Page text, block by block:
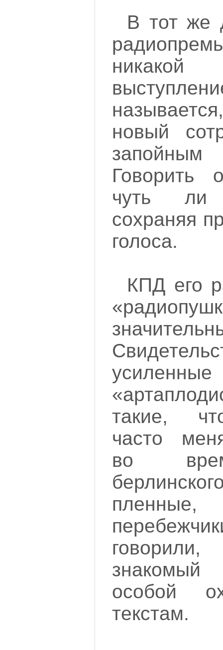
В тот же
новый
Говорить
чуть ли
сохраняя
голоса.
КПД его
такие,
часто
во
пленные,
особой
текстам.